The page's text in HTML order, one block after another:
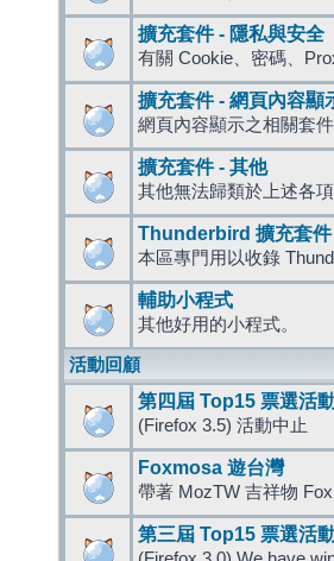
擴充套件 - 隱私與安全
有關 Cookie、密碼、
擴充套件 - 網頁內容顯
網頁內容顯示之相關套
擴充套件 - 其他
其他無法歸類於上述各
Thunderbird 擴充套件
本區專門用以收錄
輔助小程式
其他好用的小程式。
活動回顧
第四屆 Top15 票選活
(Firefox 3.5) 活動中止
Foxmosa 遊台灣
帶著 MozTW 吉祥物
第三屆 Top15 票選活